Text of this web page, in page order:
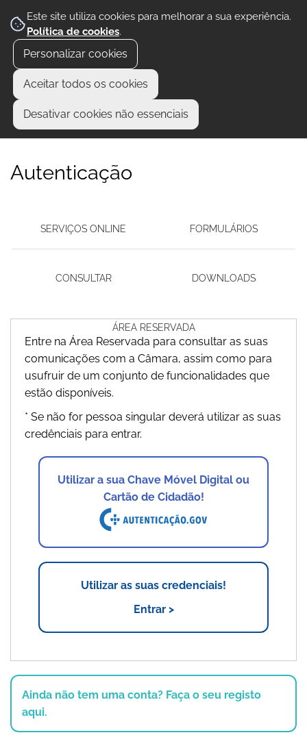
Este site utiliza cookies para melhorar a sua experiência.
Política de cookies.
Personalizar cookies
Aceitar todos os cookies
Desativar cookies não essenciais
Autenticação
SERVIÇOS ONLINE FORMULÁRIOS
CONSULTAR DOWNLOADS
ÁREA RESERVADA
Entre na Área Reservada para consultar as suas
comunicações com a Câmara, assim como para
usufruir de um conjunto de funcionalidades que
estão disponíveis.
* Se não for pessoa singular deverá utilizar as suas
credênciais para entrar.
Utilizar a sua Chave Móvel Digital ou
Cartão de Cidadão!
Utilizar as suas credenciais!
Entrar >
Ainda não tem uma conta? Faça o seu registo
aqui.